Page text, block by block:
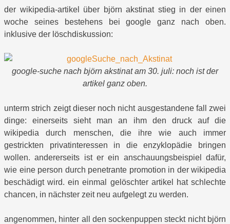
der wikipedia-artikel über björn akstinat stieg in der einen
woche seines bestehens bei google ganz nach oben.
inklusive der löschdiskussion:
google-suche nach björn akstinat am 30. juli: noch ist der
artikel ganz oben.
unterm strich zeigt dieser noch nicht ausgestandene fall zwei
dinge: einerseits sieht man an ihm den druck auf die
wikipedia durch menschen, die ihre wie auch immer
gestrickten privatinteressen in die enzyklopädie bringen
wollen. andererseits ist er ein anschauungsbeispiel dafür,
wie eine person durch penetrante promotion in der wikipedia
beschädigt wird. ein einmal gelöschter artikel hat schlechte
chancen, in nächster zeit neu aufgelegt zu werden.
angenommen, hinter all den sockenpuppen steckt nicht björn